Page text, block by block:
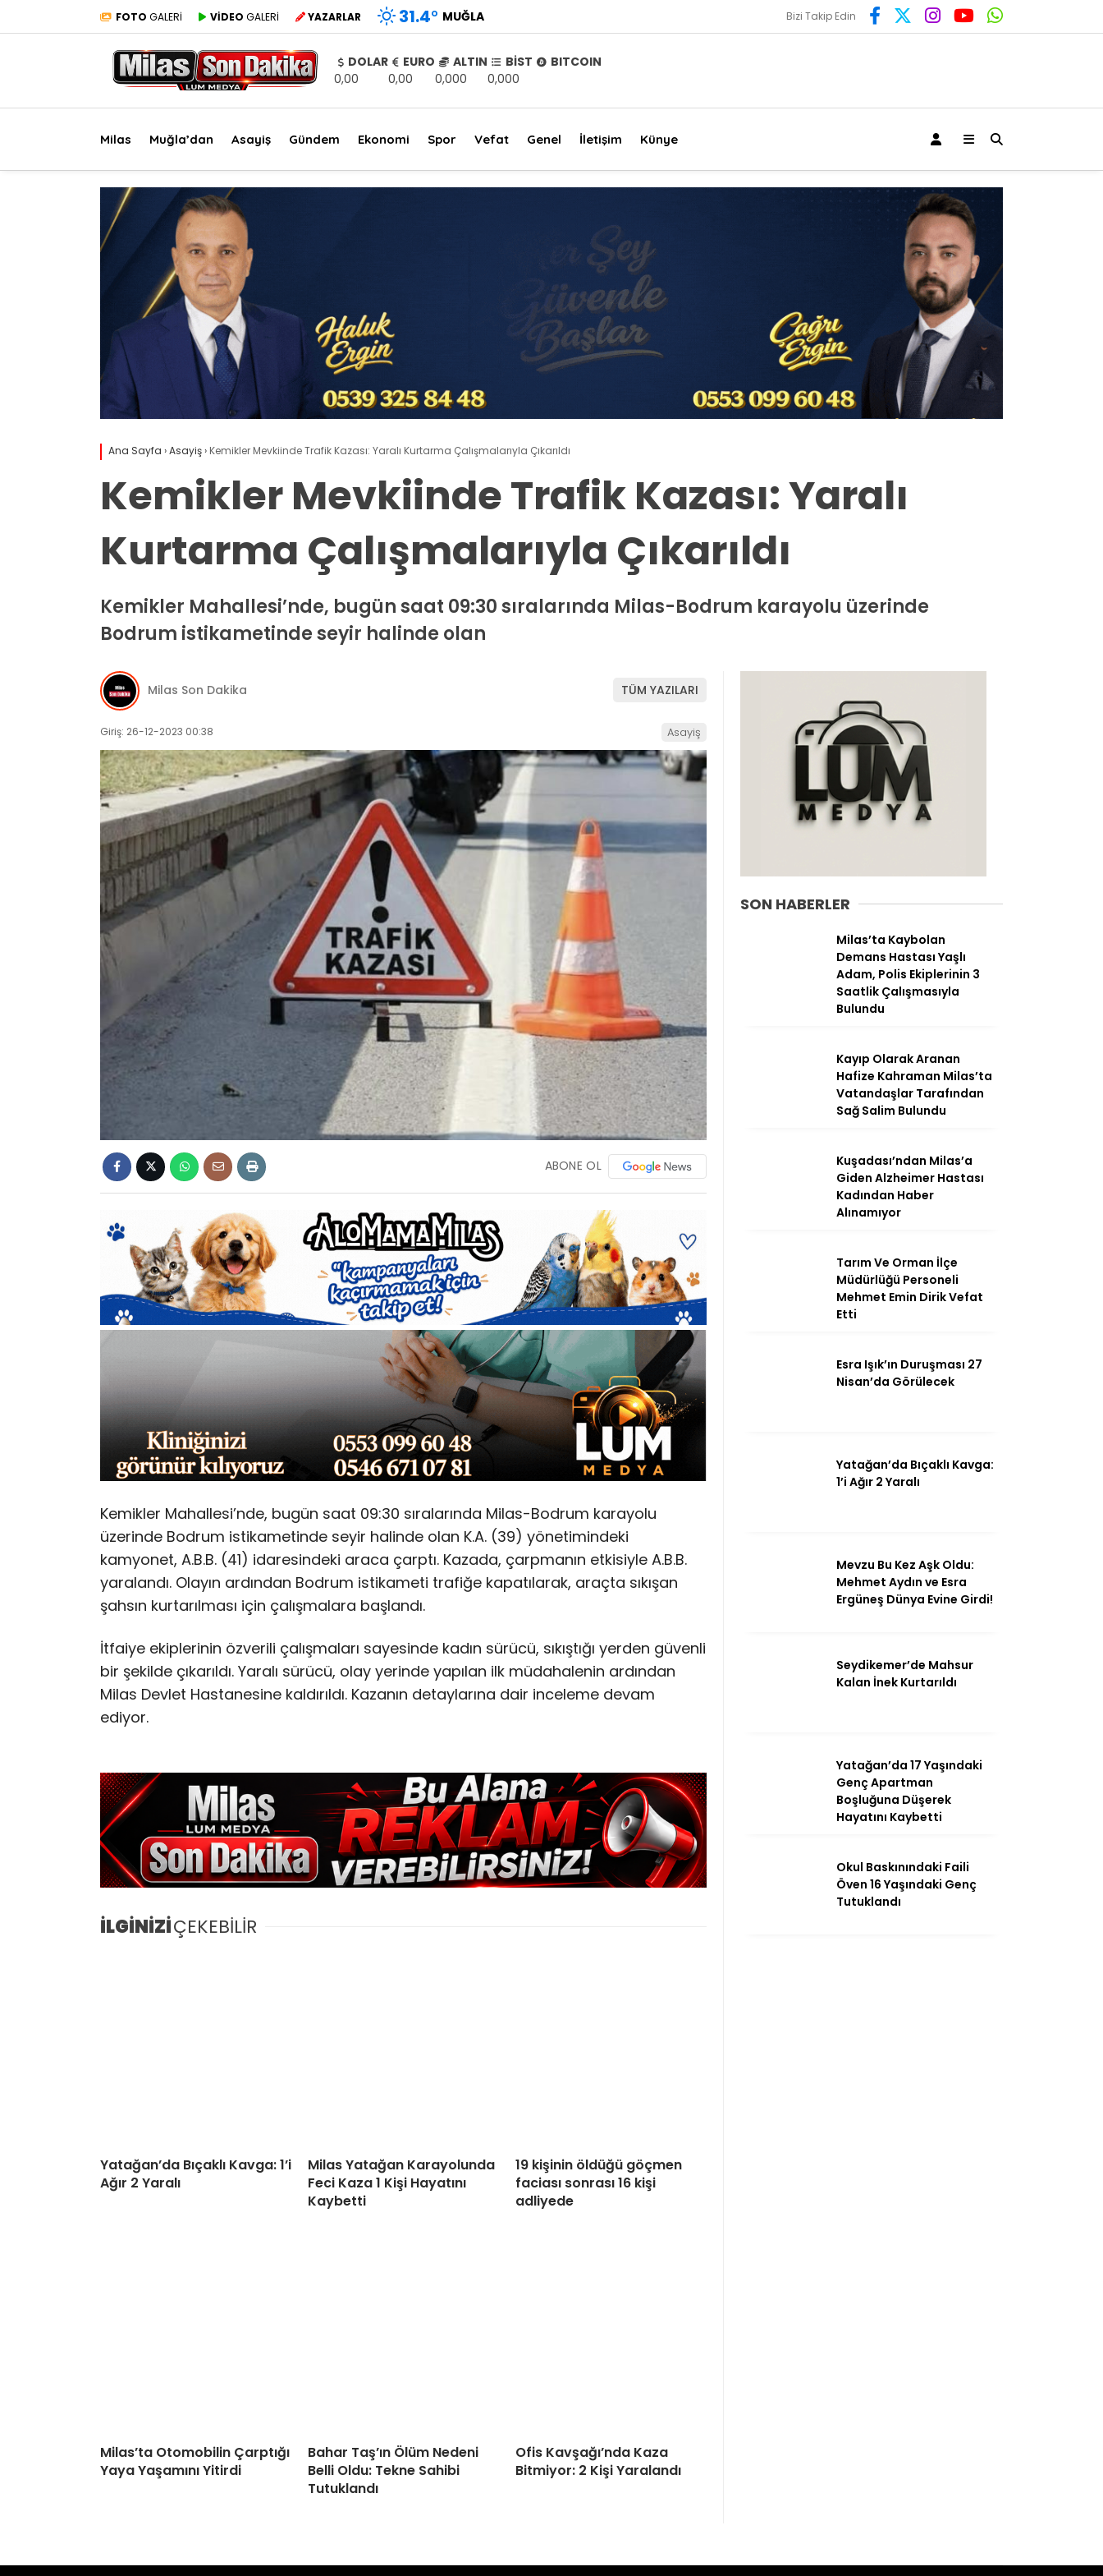
Milas
Vefat
İletişim
Facebook
Instagram
FOTO GALERİ VİDEO GALERİ YAZARLAR 31.4° MUĞLA Bizi Takip Edin
DOLAR
0,00
EURO
0,00
ALTIN
0,000
BİST
0,000
BITCOIN
Milas Muğla’dan Asayiş Gündem Ekonomi Spor Vefat Genel İletişim Künye
Ana Sayfa ›Asayiş› Kemikler Mevkiinde Trafik Kazası: Yaralı Kurtarma Çalışmalarıyla Çıkarıldı
Kemikler Mevkiinde Trafik Kazası: Yaralı
Kurtarma Çalışmalarıyla Çıkarıldı
Kemikler Mahallesi’nde, bugün saat 09:30 sıralarında Milas-Bodrum karayolu üzerinde
Bodrum istikametinde seyir halinde olan
Milas Son Dakika TÜM YAZILARI
Giriş: 26-12-2023 00:38 Asayiş
ABONE OL
Kemikler Mahallesi’nde, bugün saat 09:30 sıralarında Milas-Bodrum karayolu
üzerinde Bodrum istikametinde seyir halinde olan K.A. (39) yönetimindeki
kamyonet, A.B.B. (41) idaresindeki araca çarptı. Kazada, çarpmanın etkisiyle A.B.B.
yaralandı. Olayın ardından Bodrum istikameti trafiğe kapatılarak, araçta sıkışan
şahsın kurtarılması için çalışmalara başlandı.
İtfaiye ekiplerinin özverili çalışmaları sayesinde kadın sürücü, sıkıştığı yerden güvenli
bir şekilde çıkarıldı. Yaralı sürücü, olay yerinde yapılan ilk müdahalenin ardından
Milas Devlet Hastanesine kaldırıldı. Kazanın detaylarına dair inceleme devam
ediyor.
İLGİNİZİÇEKEBİLİR
Yatağan’da Bıçaklı Kavga: 1’i
Ağır 2 Yaralı
Milas Yatağan Karayolunda
Feci Kaza 1 Kişi Hayatını
Kaybetti
19 kişinin öldüğü göçmen
faciası sonrası 16 kişi
adliyede
Milas’ta Otomobilin Çarptığı
Yaya Yaşamını Yitirdi
Bahar Taş’ın Ölüm Nedeni
Belli Oldu: Tekne Sahibi
Tutuklandı
Ofis Kavşağı’nda Kaza
Bitmiyor: 2 Kişi Yaralandı
SON HABERLER
Milas’ta Kaybolan
Demans Hastası Yaşlı
Adam, Polis Ekiplerinin 3
Saatlik Çalışmasıyla
Bulundu
Kayıp Olarak Aranan
Hafize Kahraman Milas’ta
Vatandaşlar Tarafından
Sağ Salim Bulundu
Kuşadası’ndan Milas’a
Giden Alzheimer Hastası
Kadından Haber
Alınamıyor
Tarım Ve Orman İlçe
Müdürlüğü Personeli
Mehmet Emin Dirik Vefat
Etti
Esra Işık’ın Duruşması 27
Nisan’da Görülecek
Yatağan’da Bıçaklı Kavga:
1’i Ağır 2 Yaralı
Mevzu Bu Kez Aşk Oldu:
Mehmet Aydın ve Esra
Ergüneş Dünya Evine Girdi!
Seydikemer’de Mahsur
Kalan İnek Kurtarıldı
Yatağan’da 17 Yaşındaki
Genç Apartman
Boşluğuna Düşerek
Hayatını Kaybetti
Okul Baskınındaki Faili
Öven 16 Yaşındaki Genç
Tutuklandı